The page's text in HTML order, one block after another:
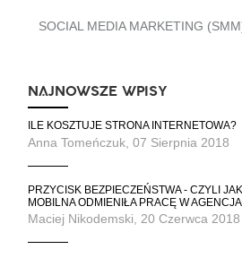
SOCIAL MEDIA MARKETING
NAJNOWSZE WPISY
ILE KOSZTUJE STRONA INTERNETOWA?
Anna Tomeńczuk, 07 Sierpnia 2018
PRZYCISK BEZPIECZEŃSTWA - CZYLI
MOBILNA ODMIENIŁA PRACĘ W
Maciej Nikodemski, 20 Czerwca 2018